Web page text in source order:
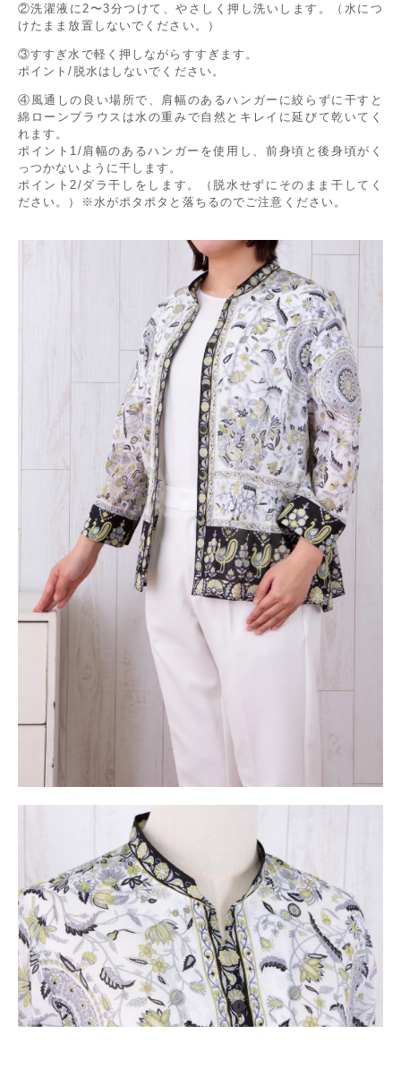
②洗濯液に2〜3分つけて、やさしく押し洗いします。（水につ
けたまま放置しないでください。）
③すすぎ水で軽く押しながらすすぎます。
ポイント/脱水はしないでください。
④風通しの良い場所で、肩幅のあるハンガーに絞らずに干すと
綿ローンブラウスは水の重みで自然とキレイに延びて乾いてく
れます。
ポイント1/肩幅のあるハンガーを使用し、前身頃と後身頃がく
っつかないように干します。
ポイント2/ダラ干しをします。（脱水せずにそのまま干してく
ださい。）※水がポタポタと落ちるのでご注意ください。